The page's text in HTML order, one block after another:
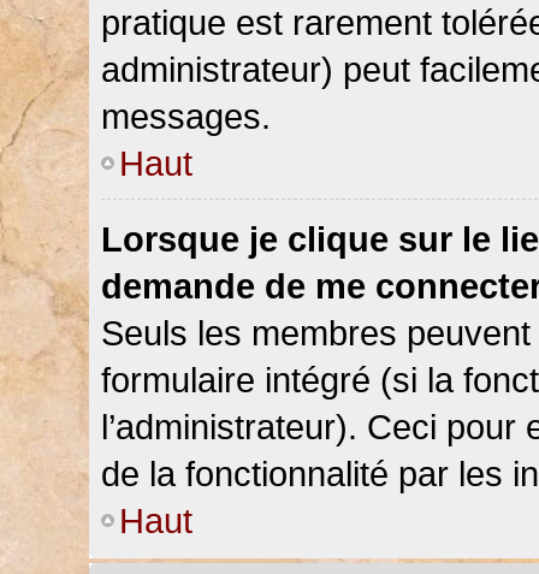
pratique est rarement
administrateur) peut
messages.
Haut
Lorsque je clique sur le
demande de me
Seuls les membres
formulaire intégré (si la
l’administrateur). Ceci pour
de la fonctionnalité par les
Haut